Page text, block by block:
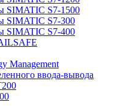
SIMATIC S7-1500
SIMATIC S7-300
SIMATIC S7-400
Management
ввода-вывода